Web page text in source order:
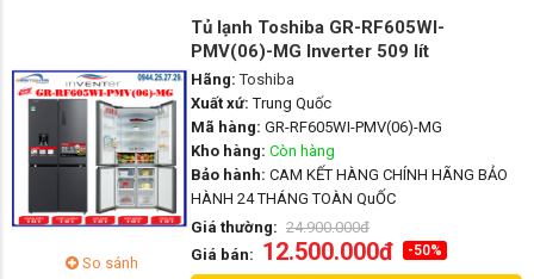
So sánh
Tủ lạnh Toshiba GR-RF605WI-
PMV(06)-MG Inverter 509 lít
Hãng: Toshiba
Xuất xứ: Trung Quốc
Mã hàng: GR-RF605WI-PMV(06)-MG
Kho hàng: Còn hàng
Bảo hành: CAM KẾT HÀNG CHÍNH HÃNG BẢO
HÀNH 24 THÁNG TOÀN QuỐC
Giá thường: 24.900.000đ
Giá bán: 12.500.000đ -50%